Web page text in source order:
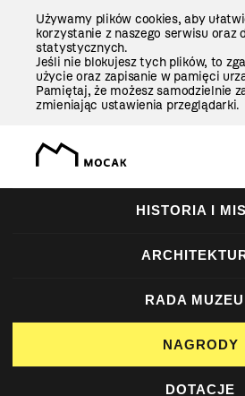
Używamy plików cookies, aby
korzystanie z naszego serwisu oraz
statystycznych.
Jeśli nie blokujesz tych plików, to
użycie oraz zapisanie w pamięci
Pamiętaj, że możesz samodzielnie
zmieniając ustawienia przeglądarki.
HISTORIA I
RADA
NAGRODY
DOTACJE